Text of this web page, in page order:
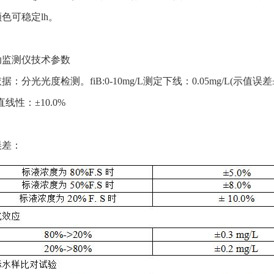
可稳定lh。
测仪技术参数
：分光光度检测。fiB:0-10mg/L测定下线：0.05mg/L(示值误
线性：±10.0%
：